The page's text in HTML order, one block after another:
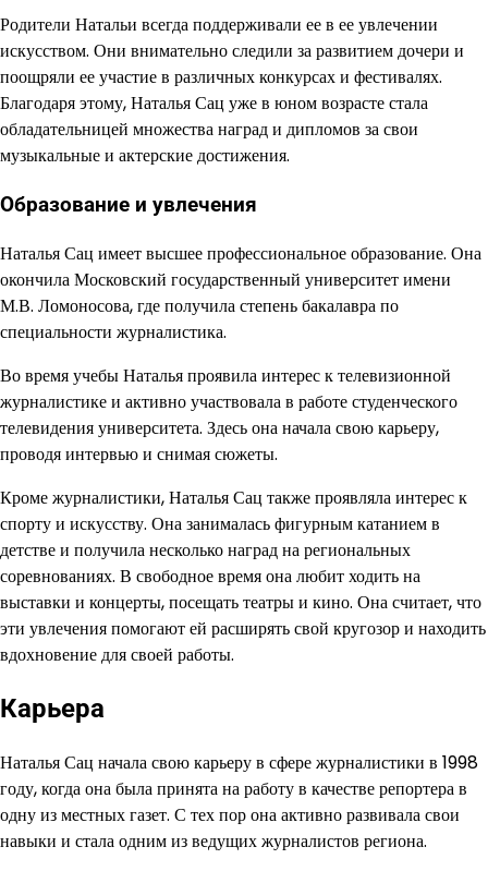
Родители Натальи всегда поддерживали ее в ее увлечении
искусством. Они внимательно следили за развитием дочери и
поощряли ее участие в различных конкурсах и фестивалях.
Благодаря этому, Наталья Сац уже в юном возрасте стала
обладательницей множества наград и дипломов за свои
музыкальные и актерские достижения.
Образование и увлечения
Наталья Сац имеет высшее профессиональное образование. Она
окончила Московский государственный университет имени
М.В. Ломоносова, где получила степень бакалавра по
специальности журналистика.
Во время учебы Наталья проявила интерес к телевизионной
журналистике и активно участвовала в работе студенческого
телевидения университета. Здесь она начала свою карьеру,
проводя интервью и снимая сюжеты.
Кроме журналистики, Наталья Сац также проявляла интерес к
спорту и искусству. Она занималась фигурным катанием в
детстве и получила несколько наград на региональных
соревнованиях. В свободное время она любит ходить на
выставки и концерты, посещать театры и кино. Она считает, что
эти увлечения помогают ей расширять свой кругозор и находить
вдохновение для своей работы.
Карьера
Наталья Сац начала свою карьеру в сфере журналистики в 1998
году, когда она была принята на работу в качестве репортера в
одну из местных газет. С тех пор она активно развивала свои
навыки и стала одним из ведущих журналистов региона.